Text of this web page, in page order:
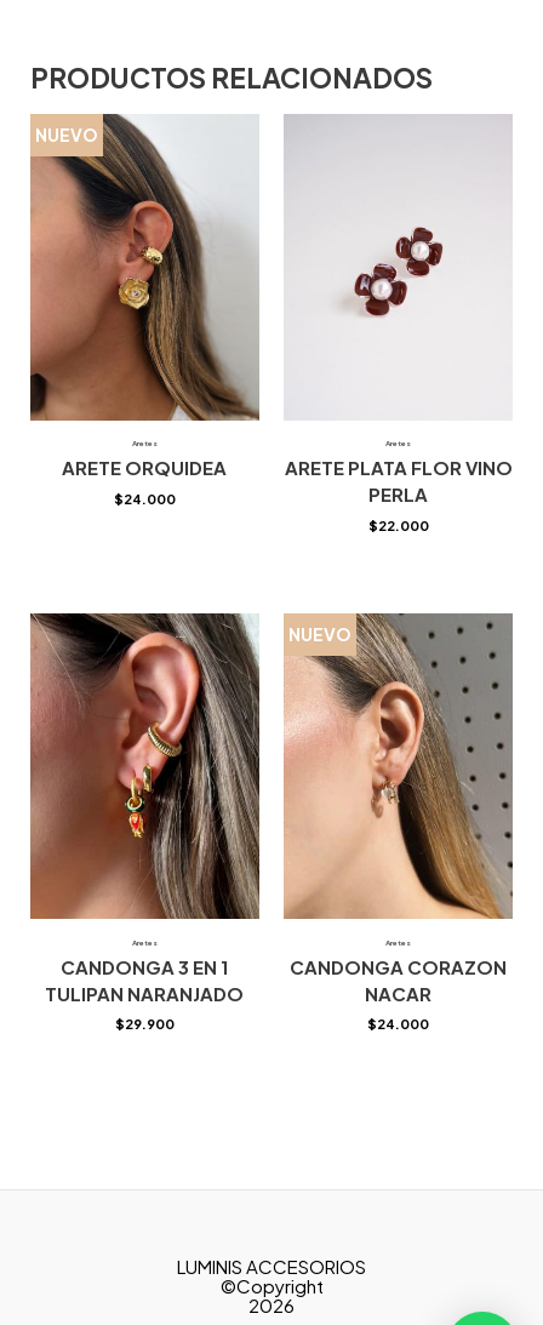
PRODUCTOS RELACIONADOS
NUEVO
Aretes
ARETE ORQUIDEA
$24.000
Aretes
ARETE PLATA FLOR VINO
PERLA
$22.000
Aretes
CANDONGA 3 EN 1
TULIPAN NARANJADO
$29.900
NUEVO
Aretes
CANDONGA CORAZON
NACAR
$24.000
LUMINIS ACCESORIOS
©Copyright
2026